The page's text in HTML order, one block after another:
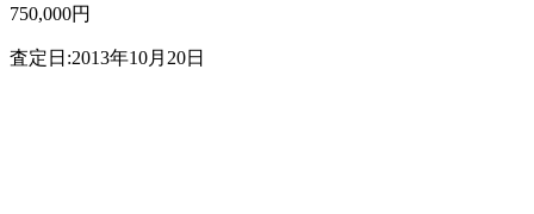
750,000円
査定日:2013年10月20日